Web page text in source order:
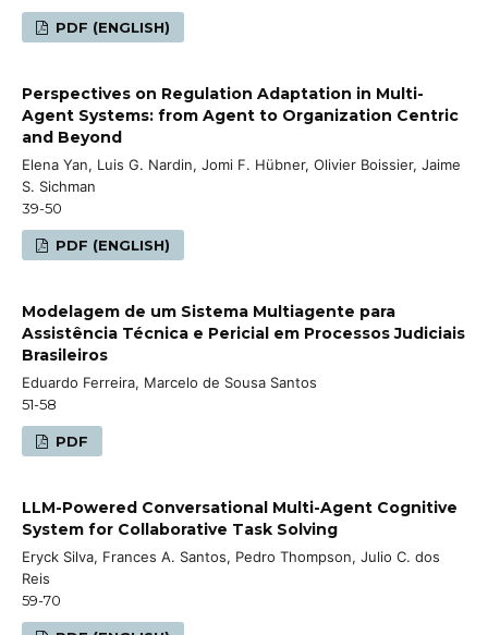
PDF (ENGLISH)
Perspectives on Regulation Adaptation in Multi-
Agent Systems: from Agent to Organization Centric
and Beyond
Elena Yan, Luis G. Nardin, Jomi F. Hübner, Olivier Boissier, Jaime
S. Sichman
39-50
PDF (ENGLISH)
Modelagem de um Sistema Multiagente para
Assistência Técnica e Pericial em Processos Judiciais
Brasileiros
Eduardo Ferreira, Marcelo de Sousa Santos
51-58
PDF
LLM-Powered Conversational Multi-Agent Cognitive
System for Collaborative Task Solving
Eryck Silva, Frances A. Santos, Pedro Thompson, Julio C. dos
Reis
59-70